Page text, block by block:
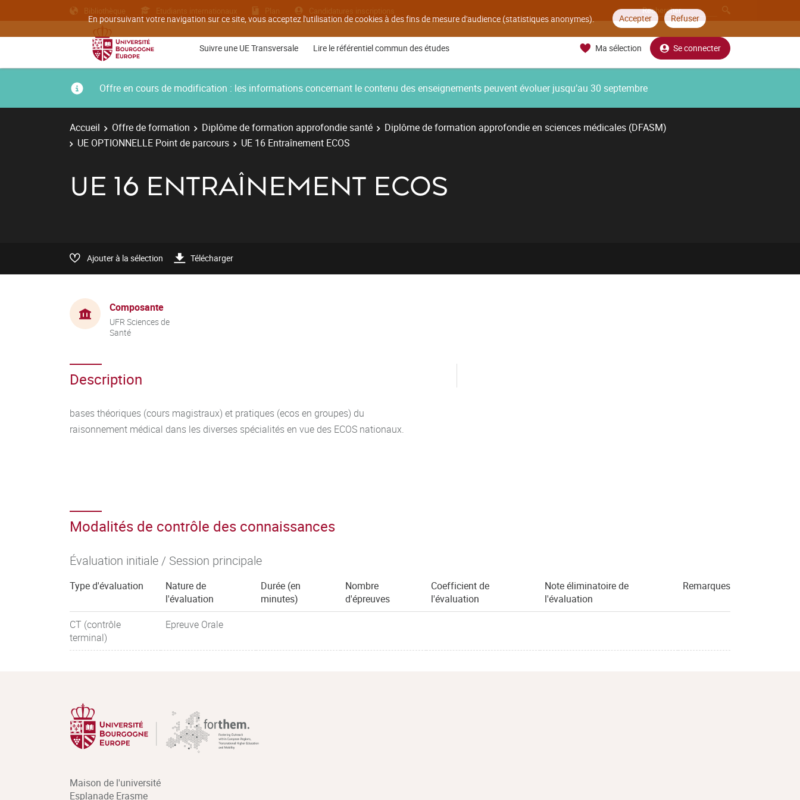
En poursuivant votre navigation sur ce site, vous acceptez l'utilisation de cookies à des fins de mesure d'audience (statistiques anonymes). Accepter Refuser
Bibliothèque Etudiants internationaux Plan Candidatures inscriptions
Suivre une UE Transversale Lire le référentiel commun des études Ma sélection Se connecter
Offre en cours de modification : les informations concernant le contenu des enseignements peuvent évoluer jusqu’au 30 septembre
Accueil Offre de formation Diplôme de formation approfondie santé
Diplôme de formation approfondie en sciences médicales (DFASM)
UE OPTIONNELLE Point de parcours
UE 16 Entraînement ECOS
UE 16 ENTRAÎNEMENT ECOS
Ajouter à la sélection Télécharger
Composante
UFR Sciences de
Santé
Description
bases théoriques (cours magistraux) et pratiques (ecos en groupes) du
raisonnement médical dans les diverses spécialités en vue des ECOS nationaux.
Modalités de contrôle des connaissances
Évaluation initiale / Session principale
Type d'évaluation
Nature de
l'évaluation
Durée (en
minutes)
Nombre
d'épreuves
Coefficient de
l'évaluation
Note éliminatoire de
l'évaluation
Remarques
CT (contrôle
terminal)
Epreuve Orale
Maison de l'université
Esplanade Erasme